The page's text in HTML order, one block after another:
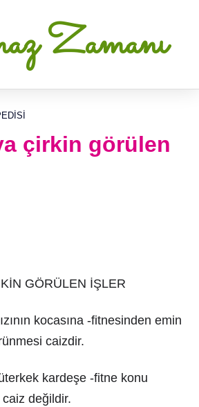
Zamanı
çirkin görülen
GÖRÜLEN İŞLER
kocasına -fitnesinden emin
caizdir.
kardeşe -fitne konu
değildir.